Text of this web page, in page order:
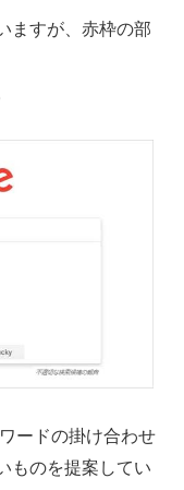
ますが、赤枠の部
ードの掛け合わせ
ものを提案してい